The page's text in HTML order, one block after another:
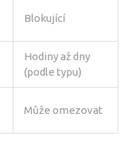
Blokující
Hodiny až dny
(podle typu)
Může omezovat